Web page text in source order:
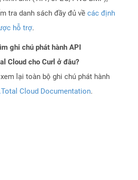
tra danh sách đầy đủ về các định
hỗ trợ.
ghi chú phát hành API
Cloud cho Curl ở đâu?
lại toàn bộ ghi chú phát hành
Cloud Documentation.